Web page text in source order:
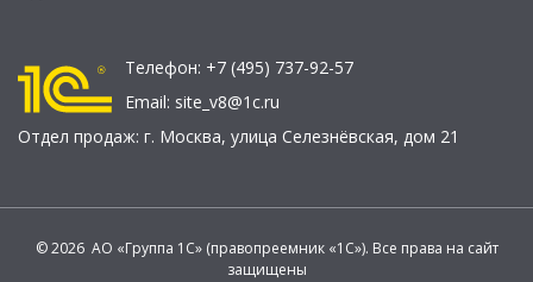
Телефон: +7 (495) 737-92-57
Email: site_v8@1c.ru
Отдел продаж: г. Москва, улица Селезнёвская, дом 21
© 2026 АО «Группа 1С» (правопреемник «1С»). Все права на сайт
защищены